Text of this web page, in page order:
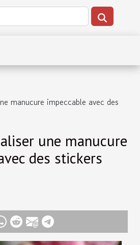
manucure impeccable avec des
une manucure
des stickers